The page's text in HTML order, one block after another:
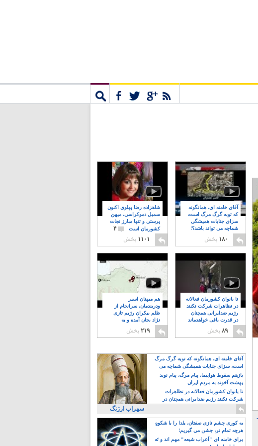
شاهزاده رضا پهلوی اکنون
سمبل دموکراسی، میهن
پرستی و تنها مبارز نجات
کشورمان است
۴
۱۱۰۱ پخش
آقای خامنه ای، همانگونه
که توبه گرگ مرگ است،
سزای جنایات همیشگی
شماچه می تواند باشد؟!
۸
۱۸۰ پخش
هم میهنان اسیر
ودربندمان، سرانجام از
ظلم بیکران رژیم تازی
نژاد بجان آمده و به
۲۱۹ پخش
تا بانوان کشورمان فعالانه
در تظاهرات شرکت نکنند
رژیم ضدایرانی همچنان
در قدرت باقی خواهدماند
۸
۸۹ پخش
آقای خامنه ای، همانگونه که توبه گرگ مرگ
است، سزای جنایات همیشگی شماچه می
تواند باشد؟!
بازهم سقوط هواپیما، پیام مرگ، پیام نوید
بهشت آخوند به مردم ایران
تا بانوان کشورمان فعالانه در تظاهرات
شرکت نکنند رژیم ضدایرانی همچنان در
قدرت باقی خواهدماند
سهراب ارژنگ
به کوری چشم تازی صفتان، یلدا را با شکوهِ
هرچه تمام تر، جشن می گیریم!
برای خامنه ای "اَعراب شیعه" مهم اند و نَه